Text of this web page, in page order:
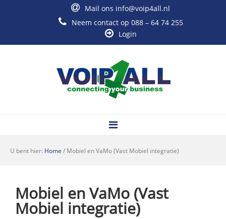
Mail ons info@voip4all.nl
Neem contact op 088 – 64 74 255
Login
U bent hier: Home / Mobiel en VaMo (Vast Mobiel integratie)
Mobiel en VaMo (Vast
Mobiel integratie)